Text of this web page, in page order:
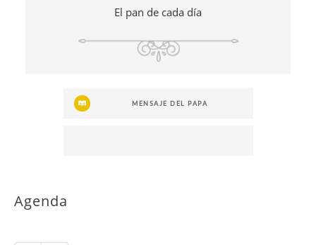
El pan de cada día
MENSAJE DEL PAPA
Agenda